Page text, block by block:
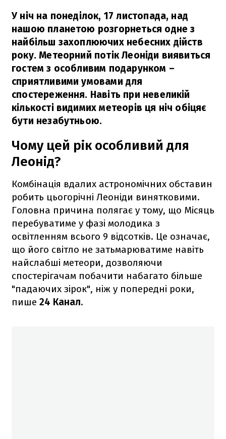
У ніч на понеділок, 17 листопада, над
нашою планетою розгорнеться одне з
найбільш захоплюючих небесних дійств
року. Метеорний потік Леоніди виявиться
гостем з особливим подарунком –
сприятливими умовами для
спостереження. Навіть при невеликій
кількості видимих метеорів ця ніч обіцяє
бути незабутньою.
Чому цей рік особливий для
Леонід?
Комбінація вдалих астрономічних обставин
робить цьогорічні Леоніди винятковими.
Головна причина полягає у тому, що Місяць
перебуватиме у фазі молодика з
освітленням всього 9 відсотків. Це означає,
що його світло не затьмарюватиме навіть
найслабші метеори, дозволяючи
спостерігачам побачити набагато більше
"падаючих зірок", ніж у попередні роки,
пише 24 Канал.